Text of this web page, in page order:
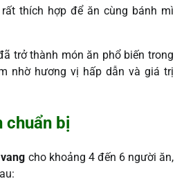
thích hợp để ăn cùng bánh mì
trở thành món ăn phổ biến trong
nhờ hương vị hấp dẫn và giá trị
chuẩn bị
cho khoảng 4 đến 6 người ăn,